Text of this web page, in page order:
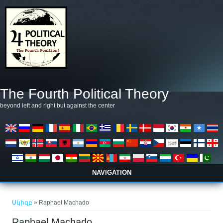
The Fourth Political Theory
beyond left and right but against the center
NAVIGATION
Սկիզբ » Raphael Machado